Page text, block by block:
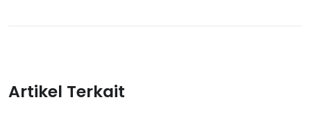
Artikel Terkait